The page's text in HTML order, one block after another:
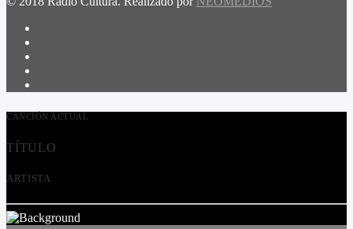
CANCIÓN ACTUAL
TÍTULO
ARTISTA